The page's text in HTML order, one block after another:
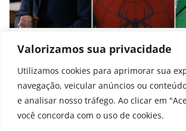
Valorizamos sua privacidade
Utilizamos cookies para aprimorar sua
navegação, veicular anúncios ou
e analisar nosso tráfego. Ao clicar em
você concorda com o uso de cookies.
Quais são os próximos
outubro 12, 2025